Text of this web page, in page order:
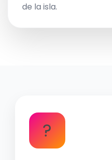
de la isla.
?